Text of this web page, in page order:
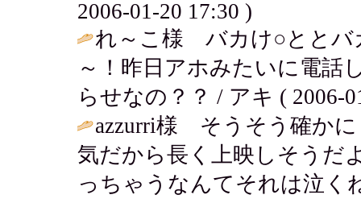
2006-01-20 17:30 )
れ～こ様 バカけ○ととバ
～！昨日アホみたいに電話
らせなの？？ / アキ ( 2006-
azzurri様 そうそう確かに
気だから長く上映しそうだ
っちゃうなんてそれは泣く